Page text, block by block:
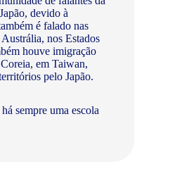
devido à
é falado nas
nos Estados
houve imigração
em Taiwan,
pelo Japão.
sempre uma escola